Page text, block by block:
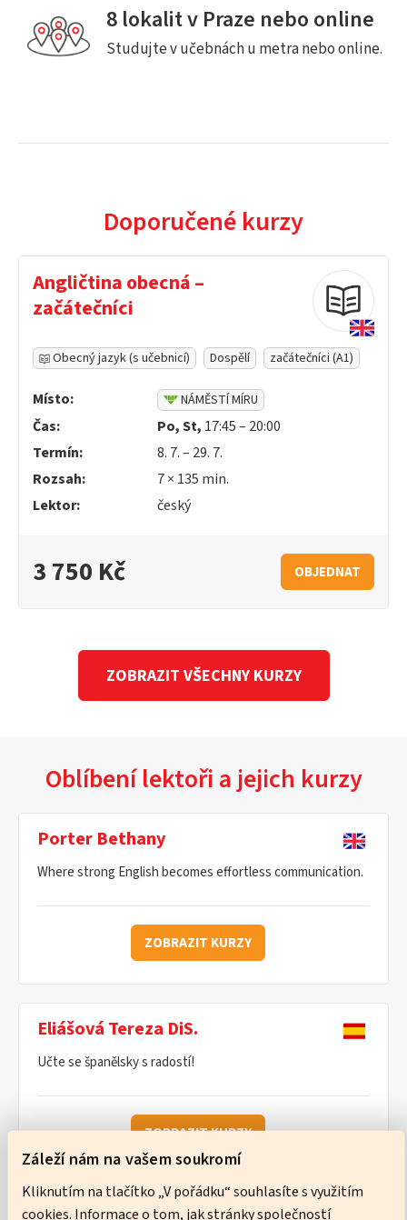
Záleží nám na vašem soukromí
Kliknutím na tlačítko „V pořádku“ souhlasíte s využitím
cookies. Informace o tom, jak stránky společností
8 lokalit v Praze nebo online
Studujte v učebnách u metra nebo online.
Doporučené kurzy
Angličtina obecná –
začátečníci
Obecný jazyk (s učebnicí) Dospělí začátečníci (A1)
Místo: NÁMĚSTÍ MÍRU
Čas: Po, St, 17:45 – 20:00
Termín:
8. 7. – 29. 7.
Rozsah:
7 × 135 min.
Lektor:
český
3 750 Kč OBJEDNAT
ZOBRAZIT VŠECHNY KURZY
Oblíbení lektoři a jejich kurzy
Porter Bethany
Where strong English becomes effortless communication.
ZOBRAZIT KURZY
Eliášová Tereza DiS.
Učte se španělsky s radostí!
ZOBRAZIT KURZY